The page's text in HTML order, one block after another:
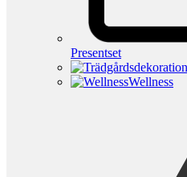
Presentset
Wellness